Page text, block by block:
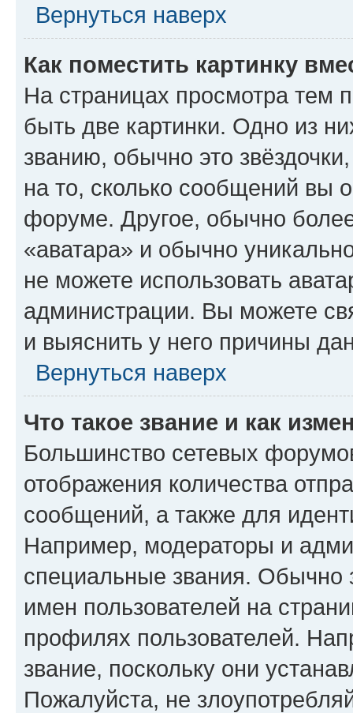
Вернуться наверх
Как поместить картинку
На страницах просмотра тем
быть две картинки. Одно из
званию, обычно это
на то, сколько сообщений вы
форуме. Другое, обычно
«аватара» и обычно
не можете использовать
администрации. Вы можете
и выяснить у него причины
Вернуться наверх
Что такое звание и как
Большинство сетевых
отображения количества
сообщений, а также для
Например, модераторы и
специальные звания. Обычно
имен пользователей на
профилях пользователей.
звание, поскольку они
Пожалуйста, не